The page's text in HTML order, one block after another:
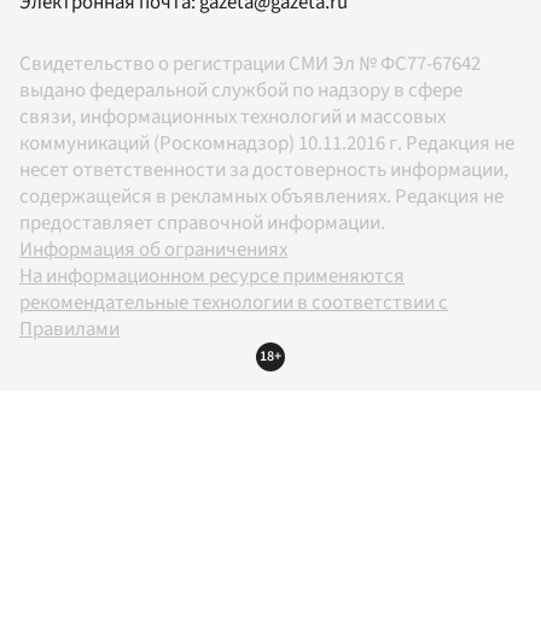
Свидетельство о регистрации СМИ Эл № ФС77-67642
выдано федеральной службой по надзору в сфере
связи, информационных технологий и массовых
коммуникаций (Роскомнадзор) 10.11.2016 г. Редакция не
несет ответственности за достоверность информации,
содержащейся в рекламных объявлениях. Редакция не
предоставляет справочной информации.
Информация об ограничениях
На информационном ресурсе применяются
рекомендательные технологии в соответствии с
Правилами
18+